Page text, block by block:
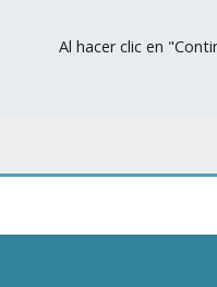
Al hacer clic en